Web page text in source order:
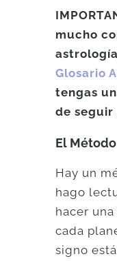
mucho
Glosario
tengas
de seguir
El Método
Hay un
hago
hacer
cada
signo